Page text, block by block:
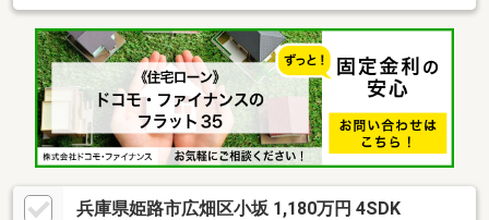
す♪
兵庫県姫路市広畑区小坂 1,180万円 4SDK